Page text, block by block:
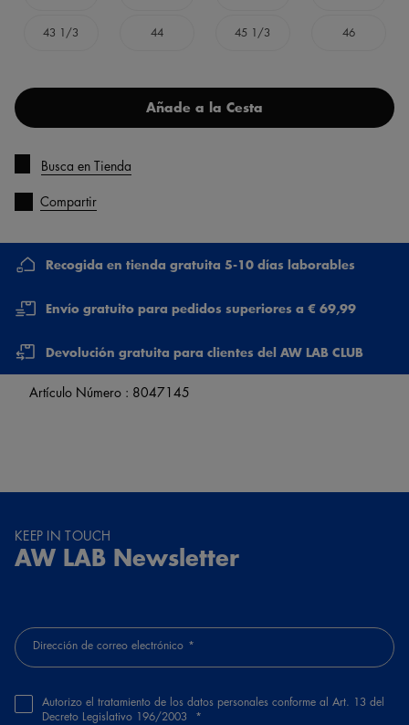
43 1/3 44 45 1/3 46
Añade a la Cesta
Busca en Tienda
Compartir
Recogida en tienda gratuita 5-10 días laborables
Envío gratuito para pedidos superiores a € 69,99
Devolución gratuita para clientes del AW LAB CLUB
Artículo Número : 8047145
KEEP IN TOUCH
AW LAB Newsletter
Dirección de correo electrónico
Autorizo el tratamiento de los datos personales conforme al Art. 13 del
Decreto Legislativo 196/2003